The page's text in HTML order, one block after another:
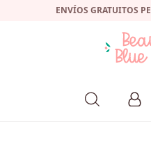
ENVÍOS GRATUITOS